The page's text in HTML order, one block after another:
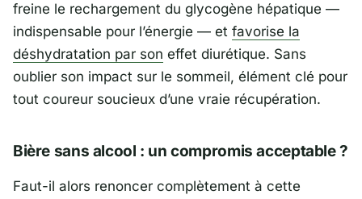
freine le rechargement du glycogène hépatique —
indispensable pour l’énergie — et favorise la
déshydratation par son effet diurétique. Sans
oublier son impact sur le sommeil, élément clé pour
tout coureur soucieux d’une vraie récupération.
Bière sans alcool : un compromis acceptable ?
Faut-il alors renoncer complètement à cette